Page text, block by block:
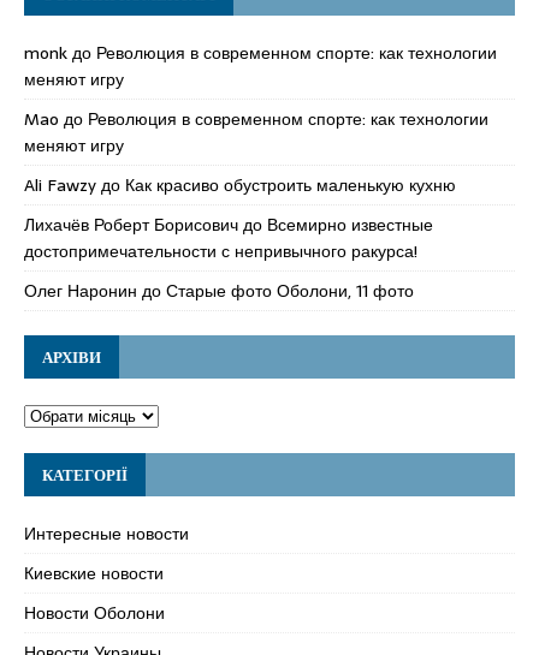
monkдо Революция в современном спорте: как технологии
меняют игру
Mao до Революция в современном спорте: как технологии
меняют игру
Ali Fawzyдо Как красиво обустроить маленькую кухню
Лихачёв Роберт Борисовичдо Всемирно известные
достопримечательности с непривычного ракурса!
Олег Наронин доСтарые фото Оболони, 11 фото
АРХІВИ
КАТЕГОРІЇ
Интересные новости
Киевские новости
Новости Оболони